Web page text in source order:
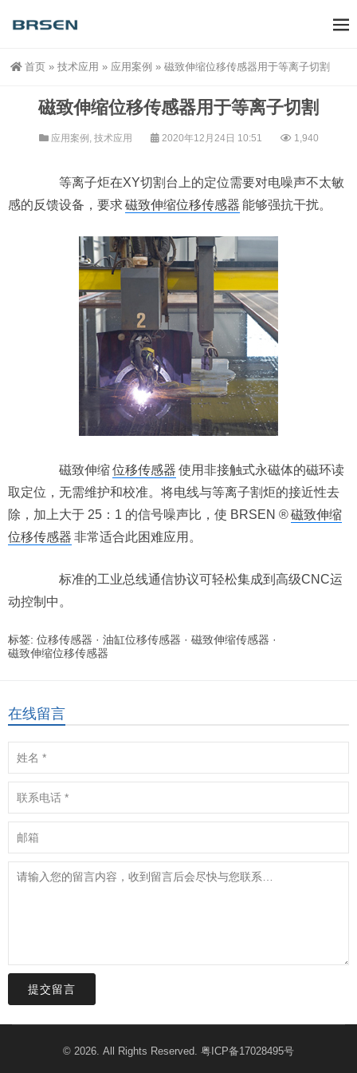
首页 » 技术应用 » 应用案例 » 磁致伸缩位移传感器用于等离子切割
磁致伸缩位移传感器用于等离子切割
应用案例 , 技术应用 2020年12月24日 10:51 1,940
等离子炬在XY切割台上的定位需要对电噪声不太敏
感的反馈设备，要求磁致伸缩位移传感器 能够强抗干扰。
磁致伸缩位移传感器 使用非接触式永磁体的磁环读
取定位，无需维护和校准。将电线与等离子割炬的接近性去
除，加上大于 25：1 的信号噪声比，使 BRSEN ®磁致伸缩
位移传感器 非常适合此困难应用。
标准的工业总线通信协议可轻松集成到高级CNC运
动控制中。
标签: 位移传感器 · 油缸位移传感器 · 磁致伸缩传感器 ·
磁致伸缩位移传感器
在线留言
提交留言
© 2026. All Rights Reserved. 粤ICP备17028495号